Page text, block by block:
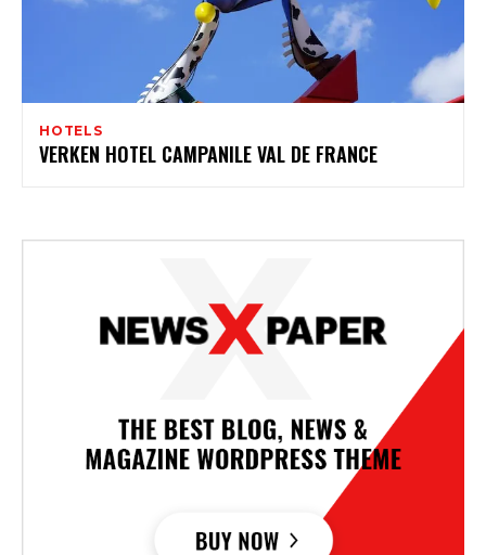
HOTELS
VERKEN HOTEL CAMPANILE VAL DE FRANCE